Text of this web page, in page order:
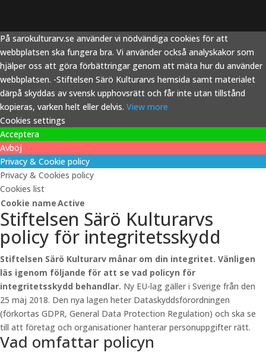
På sarokulturarv.se använder vi nödvändiga cookies för att
webbplatsen ska fungera bra. Vi använder också analyskakor som
hjälper oss att göra förbättringar genom att mäta hur du använder
webbplatsen. -Stiftelsen Särö Kulturarvs hemsida samt materialet
därpå skyddas av svensk upphovsrätt och får inte utan tillstånd
kopieras, varken helt eller delvis. View more
Cookies settings
Acceptera
Avböj
Privacy & Cookie policy
Privacy & Cookies policy
Cookies list
Cookie nameActive
Stiftelsen Särö Kulturarvs
policy för integritetsskydd
Stiftelsen Särö Kulturarv månar om din integritet. Vänligen
läs igenom följande för att se vad policyn för
integritetsskydd behandlar. Ny EU-lag gäller i Sverige från den
25 maj 2018. Den nya lagen heter Dataskyddsförordningen
(förkortas GDPR, General Data Protection Regulation) och ska se
till att företag och organisationer hanterar personuppgifter rätt.
Vad omfattar policyn